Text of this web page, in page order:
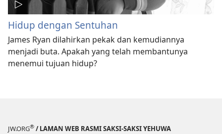
Hidup dengan Sentuhan
James Ryan dilahirkan pekak dan kemudiannya
menjadi buta. Apakah yang telah membantunya
menemui tujuan hidup?
JW.ORG® / LAMAN WEB RASMI SAKSI-SAKSI YEHUWA